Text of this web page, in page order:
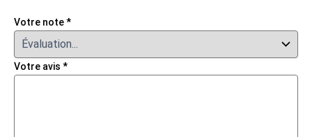
Votre note*
Votre avis *